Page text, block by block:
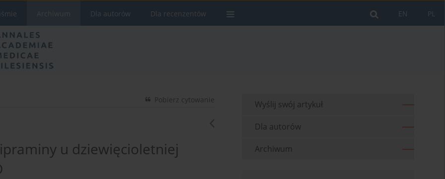
PL
EN
Archiwum Dla autorów Dla recenzentów
Pobierz cytowanie
u dziewięcioletniej
Wyślij swój artykuł
Dla autorów
Archiwum